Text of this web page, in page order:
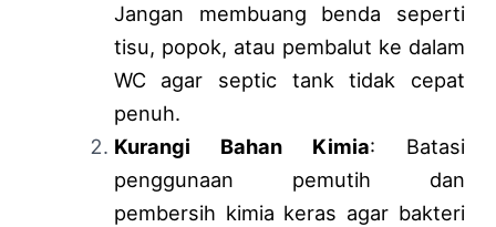
Jangan membuang benda seperti
tisu, popok, atau pembalut ke dalam
WC agar septic tank tidak cepat
penuh.
Kurangi Bahan Kimia: Batasi
penggunaan pemutih dan
pembersih kimia keras agar bakteri